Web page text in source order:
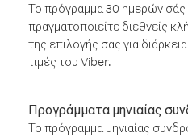
Το πρόγραμμα 30 ημερών σάς
πραγματοποιείτε διεθνείς
της επιλογής σας για
τιμές του Viber.
Προγράμματα μηνιαίας
Το πρόγραμμα μηνιαίας